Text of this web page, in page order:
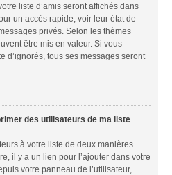
liste d’amis seront affichés dans
un accès rapide, voir leur état de
privés. Selon les thèmes
être mis en valeur. Si vous
d’ignorés, tous ses messages seront
des utilisateurs de ma liste
à votre liste de deux manières.
il y a un lien pour l’ajouter dans votre
votre panneau de l’utilisateur,